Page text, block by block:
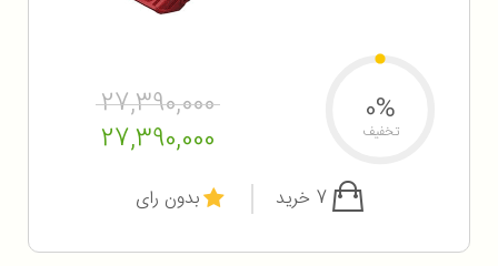
27,390,000
27,390,000
0%
تخفیف
7 خرید بدون رای